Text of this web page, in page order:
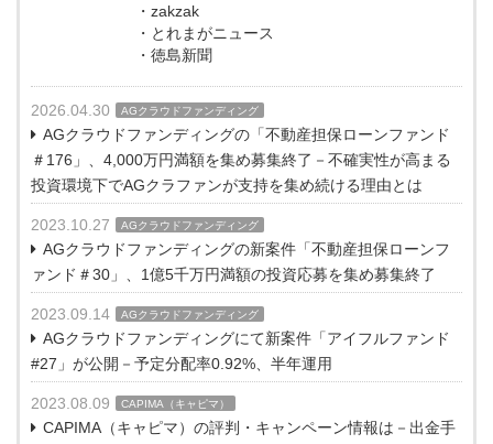
・zakzak
・とれまがニュース
・徳島新聞
2026.04.30 AGクラウドファンディング
AGクラウドファンディングの「不動産担保ローンファンド
＃176」、4,000万円満額を集め募集終了－不確実性が高まる
投資環境下でAGクラファンが支持を集め続ける理由とは
2023.10.27 AGクラウドファンディング
AGクラウドファンディングの新案件「不動産担保ローンフ
ァンド＃30」、1億5千万円満額の投資応募を集め募集終了
2023.09.14 AGクラウドファンディング
AGクラウドファンディングにて新案件「アイフルファンド
#27」が公開－予定分配率0.92%、半年運用
2023.08.09 CAPIMA（キャピマ）
CAPIMA（キャピマ）の評判・キャンペーン情報は－出金手